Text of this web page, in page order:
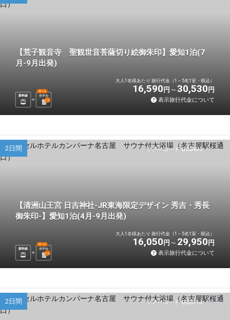
【荒子観音寺 聖観世音菩薩切り絵御朱印】愛知1泊(7
月-9月出発)
新幹線 ホテル
選べる
1 泊
大人1名様あたり 旅行代金（1～5名1室・税込）
16,590 円 30,530 円
表示旅行代金について
ツアーコード Q02AU3
2日間
【清洲山王宮 日吉神社-JR東海限定デザイン 秀吉・秀長
御朱印-】愛知1泊(4月-9月出発)
新幹線 ホテル
選べる
1 泊
大人1名様あたり 旅行代金（1～5名1室・税込）
16,050 円 29,950 円
表示旅行代金について
ツアーコード Q02O1J
2日間